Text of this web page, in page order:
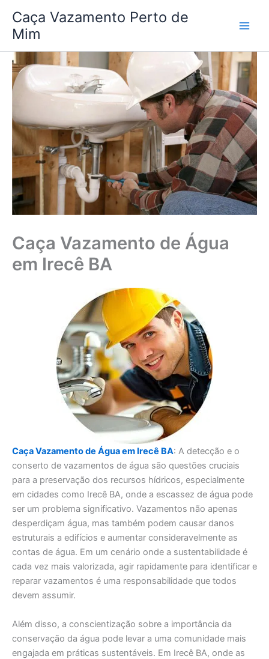
para
conteúdo
Caça Vazamento Perto de
Mim
Caça Vazamento de Água
em Irecê BA
Caça Vazamento de Água em Irecê BA: A detecção e o
conserto de vazamentos de água são questões cruciais
para a preservação dos recursos hídricos, especialmente
em cidades como Irecê BA, onde a escassez de água pode
ser um problema significativo. Vazamentos não apenas
desperdiçam água, mas também podem causar danos
estruturais a edifícios e aumentar consideravelmente as
contas de água. Em um cenário onde a sustentabilidade é
cada vez mais valorizada, agir rapidamente para identificar e
reparar vazamentos é uma responsabilidade que todos
devem assumir.
Além disso, a conscientização sobre a importância da
conservação da água pode levar a uma comunidade mais
engajada em práticas sustentáveis. Em Irecê BA, onde as